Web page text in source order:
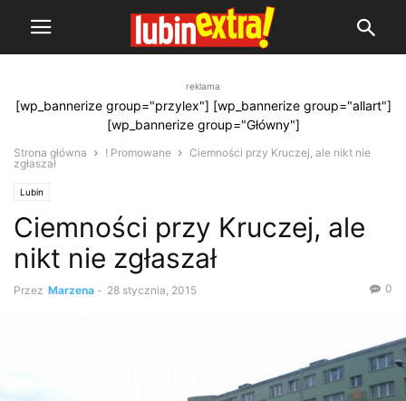
reklama
[wp_bannerize group="przylex"] [wp_bannerize group="allart"]
[wp_bannerize group="Główny"]
Strona główna ! Promowane
Ciemności przy Kruczej, ale nikt nie
zgłaszał
Lubin
Ciemności przy Kruczej, ale
nikt nie zgłaszał
Przez Marzena - 28 stycznia, 2015 0